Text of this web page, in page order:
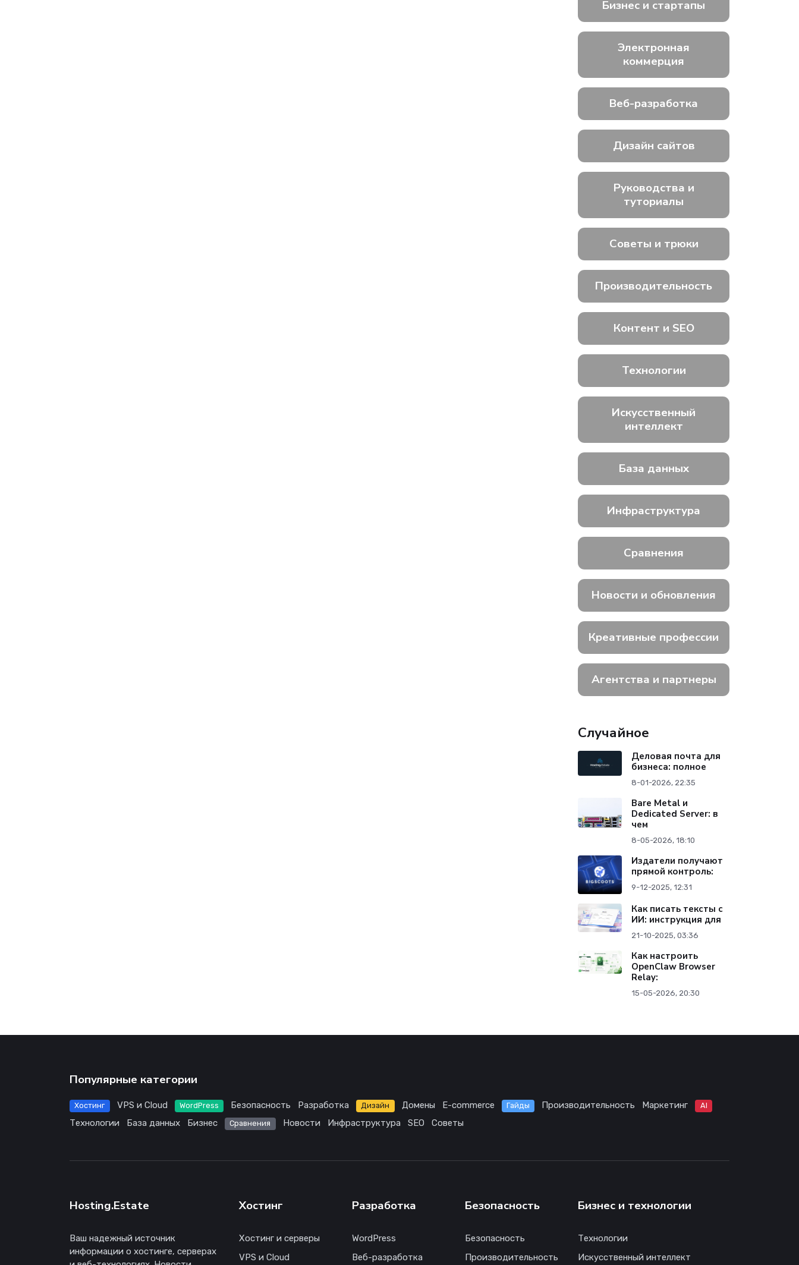
Бизнес и стартапы
Электронная
коммерция
Веб-разработка
Дизайн сайтов
Руководства и
туториалы
Советы и трюки
Производительность
Контент и SEO
Технологии
Искусственный
интеллект
База данных
Инфраструктура
Сравнения
Новости и обновления
Креативные профессии
Агентства и партнеры
Случайное
Деловая почта для
бизнеса: полное
8-01-2026, 22:35
Bare Metal и
Dedicated Server: в
чем
8-05-2026, 18:10
Издатели получают
прямой контроль:
9-12-2025, 12:31
Как писать тексты с
ИИ: инструкция для
21-10-2025, 03:36
Как настроить
OpenClaw Browser
Relay:
15-05-2026, 20:30
Популярные категории
Хостинг VPS и Cloud WordPress Безопасность Разработка Дизайн Домены E-commerce Гайды Производительность Маркетинг AI
Технологии База данных Бизнес Сравнения Новости Инфраструктура SEO Советы
Hosting.Estate
Ваш надежный источник
информации о хостинге, серверах
Хостинг
Хостинг и серверы
VPS и Cloud
Разработка
WordPress
Веб-разработка
Безопасность
Безопасность
Производительность
Бизнес и технологии
Технологии
Искусственный интеллект